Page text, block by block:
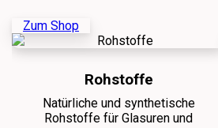
Zum Shop
Rohstoffe
Natürliche und synthetische
Rohstoffe für Glasuren und